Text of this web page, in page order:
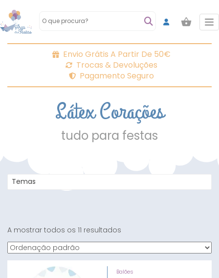
Envio Grátis A Partir De 50€
Trocas & Devoluções
Pagamento Seguro
Látex Corações
tudo para festas
Temas
A mostrar todos os 11 resultados
Balões